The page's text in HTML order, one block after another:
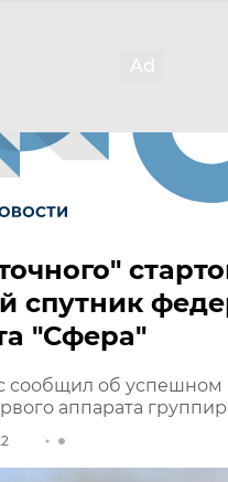
спутник
"Сфера"
сообщил об успешном
аппарата